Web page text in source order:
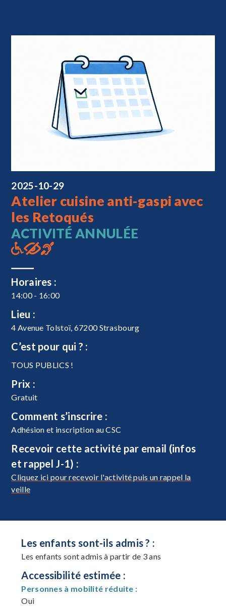
2025-10-29
Atelier cuisine anti-gaspi avec
les Retoqués
ACTIVITÉ ANNULÉE
Horaires :
14:00 - 16:00
Lieu :
4 Avenue Tolstoï, 67200 Strasbourg
C’est pour qui ? :
TOUS PUBLICS !
Prix :
Gratuit
Comment s’inscrire :
Adhésion et inscription au CSC
Recevoir cette activité par email (infos
et rappel J-1) :
Cliquez ici pour recevoir l'activité puis un rappel la
veille
Les enfants sont-ils admis ? :
Les enfants sont admis à partir de 3 ans
Accessibilité estimée :
Personnes à mobilité réduite :
Oui